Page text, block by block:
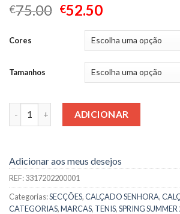
€75.00 €52.50
Cores
Tamanhos
Quantidade ADICIONAR
Adicionar aos meus desejos
REF:3317202200001
Categorias:SECÇÕES,CALÇADO SENHORA,
CATEGORIAS,MARCAS, TENIS,SPRING SUMMER